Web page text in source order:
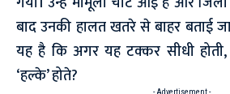
बाद उनकी हालत खतरे से बाहर बताई
यह है कि अगर यह टक्कर सीधी होती,
‘हल्के’ होते?
- Advertisement -